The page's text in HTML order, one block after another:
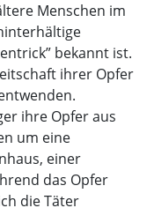
Menschen im
bekannt ist.
ihrer Opfer
ihre Opfer aus
um eine
einer
das Opfer
die Täter